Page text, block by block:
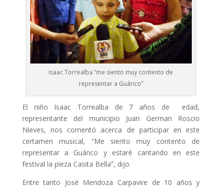
Isaac Torrealba “me siento muy contento de
representar a Guárico”
El niño Isaac Torrealba de 7 años de edad,
representante del municipio Juan German Roscio
Nieves, nos comentó acerca de participar en este
certamen musical, “Me siento muy contento de
representar a Guárico y estaré cantando en este
festival la pieza Casita Bella”, dijo.
Entre tanto José Mendoza Carpavire de 10 años y